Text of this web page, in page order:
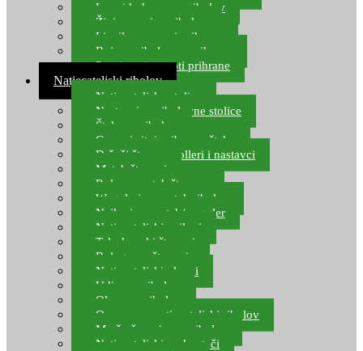
Lovni kukuruz za ribolov
Živi mamci za ribolov
Ljepilo za crve i prihranu
Boje za ribolovnu prihranu
Provjereni recepti prihrane
Natjecateljski ribolov
Natjecateljske stolice
Nastavci za ribolovne stolice
Šteke za ribolov
Gume i sitni pribor za šteku
Držači štapova rolleri i nastavci
Match štapovi
Role za match štapove
Waggleri za match ribolov
Najloni za match/waggler
Natjecateljski najloni
Teleskopski štapovi
Bolognese štapovi
Natjecateljski plovci
Udice za ribolov
Olovo za ribolov
Oprema za natjecateljski ribolov
Mreže čuvarice za ribolov
Natjecateljski podmetači